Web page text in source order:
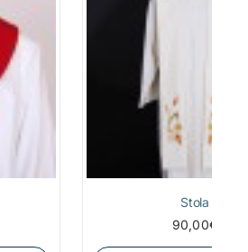
Stola
90,00€